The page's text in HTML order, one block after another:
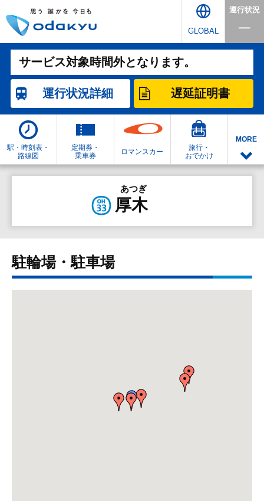
GLOBAL
運行状況
サービス対象時間外となります。
運行状況詳細 遅延証明書
駅・時刻表・
路線図
定期券・
乗車券
ロマンスカー
旅行・
おでかけ
MORE
あつぎ
厚木
駐輪場・駐車場